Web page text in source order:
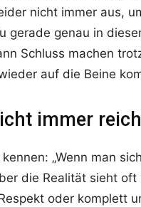
nicht immer aus,
gerade genau in
Schluss machen
auf die Beine
immer
„Wenn man
die Realität sieht
oder komplett